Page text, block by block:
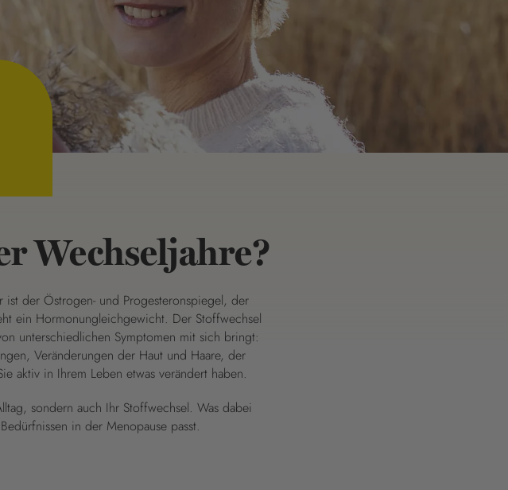
Wechseljahre?
der Östrogen- und Progesteronspiegel, der
ein Hormonungleichgewicht. Der Stoffwechsel
unterschiedlichen Symptomen mit sich bringt:
Veränderungen der Haut und Haare, der
aktiv in Ihrem Leben etwas verändert haben.
sondern auch Ihr Stoffwechsel. Was dabei
in der Menopause passt.